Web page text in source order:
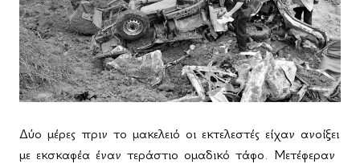
Δύο μέρες πριν το μακελειό οι εκτελεστές είχαν ανοίξει
με εκσκαφέα έναν τεράστιο ομαδικό τάφο. Μετέφεραν